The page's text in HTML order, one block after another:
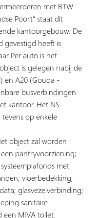
met BTW.
Poort” staat dit
kantoorgebouw. De
gevestigd heeft is
Per auto is het
is gelegen nabij de
en A20 (Gouda -
busverbindingen
kantoor. Het NS-
op enkele
object zal worden
pantryvoorziening;
met
vloerbedekking;
glasvezelverbinding;
sanitaire
MIVA toilet.